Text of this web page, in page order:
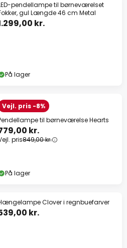
pendellampe til børneværelset
gul Længde 46 cm Metal
kr.
På lager
Vejl. pris -8%
til børneværelse Hearts
kr.
pris849,00 kr.
På lager
Clover i regnbuefarver
kr.
rabat
alt*
Spar nu
producenter